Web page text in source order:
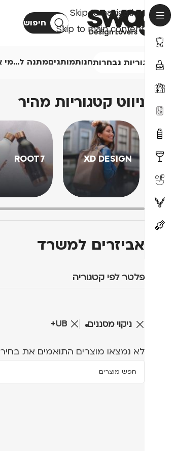
Skip to navigation
Skip to main content
חיפוש
קטגוריות נבחרותחנותמותגיםמתנה ל…מי
ניווט קטגוריות מהיר
XD DESIGN
ROOT7
אביזרים למשרד
פלטר לפי קטגוריה
ניקוי מסננים UB+
לא נמצאו מוצרים התואמים את